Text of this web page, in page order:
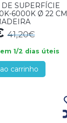
SUPERFÍCIE
6000K Ø 22 CM
41,20€
1/2 dias úteis
carrinho